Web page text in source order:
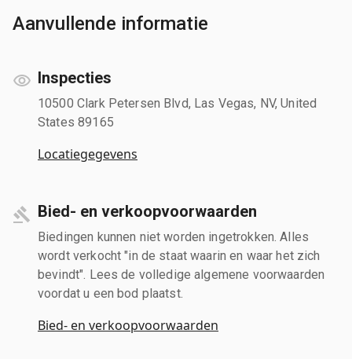
Aanvullende informatie
Inspecties
10500 Clark Petersen Blvd, Las Vegas, NV, United
States 89165
Locatiegegevens
Bied- en verkoopvoorwaarden
Biedingen kunnen niet worden ingetrokken. Alles
wordt verkocht "in de staat waarin en waar het zich
bevindt". Lees de volledige algemene voorwaarden
voordat u een bod plaatst.
Bied- en verkoopvoorwaarden